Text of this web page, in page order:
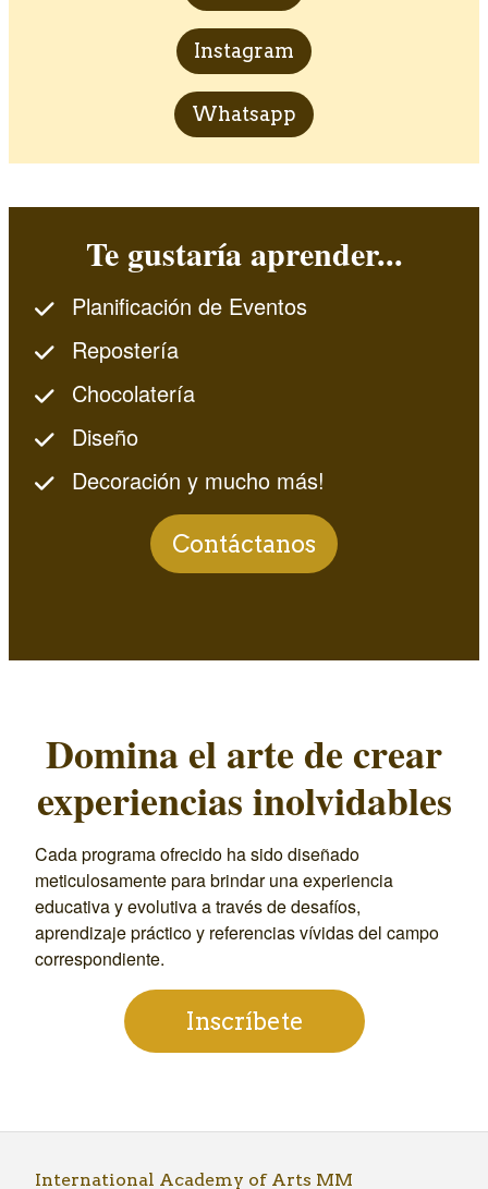
Instagram
Whatsapp
Te gustaría aprender...
Planificación de Eventos
Repostería
Chocolatería
Diseño
Decoración y mucho más!
Contáctanos
Domina el arte de crear
experiencias inolvidables
Cada programa ofrecido ha sido diseñado
meticulosamente para brindar una experiencia
educativa y evolutiva a través de desafíos,
aprendizaje práctico y referencias vívidas del campo
correspondiente.
Inscríbete
International Academy of Arts MM